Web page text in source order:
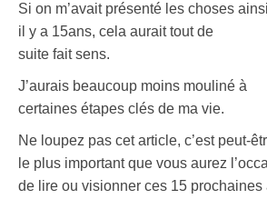
Si on m’avait présenté les choses ainsi
il y a 15ans, cela aurait tout de
suite fait sens.
J’aurais beaucoup moins mouliné à
certaines étapes clés de ma vie.
Ne loupez pas cet article, c’est peut-
le plus important que vous aurez
de lire ou visionner ces 15 prochaines